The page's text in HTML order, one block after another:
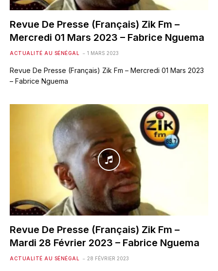
Revue De Presse (Français) Zik Fm –
Mercredi 01 Mars 2023 – Fabrice Nguema
ACTUALITÉ AU SÉNÉGAL 1 MARS 2023
Revue De Presse (Français) Zik Fm – Mercredi 01 Mars 2023
– Fabrice Nguema
Revue De Presse (Français) Zik Fm –
Mardi 28 Février 2023 – Fabrice Nguema
ACTUALITÉ AU SÉNÉGAL 28 FÉVRIER 2023